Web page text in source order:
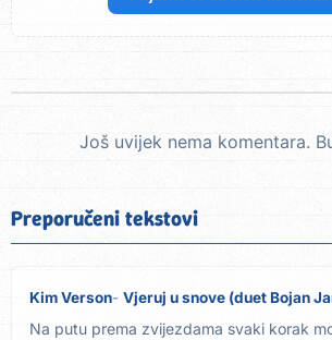
Još uvijek nema komentara.
Preporučeni tekstovi
Kim Verson Vjeruj u snove (duet Bojan
Na putu prema zvijezdama svaki korak